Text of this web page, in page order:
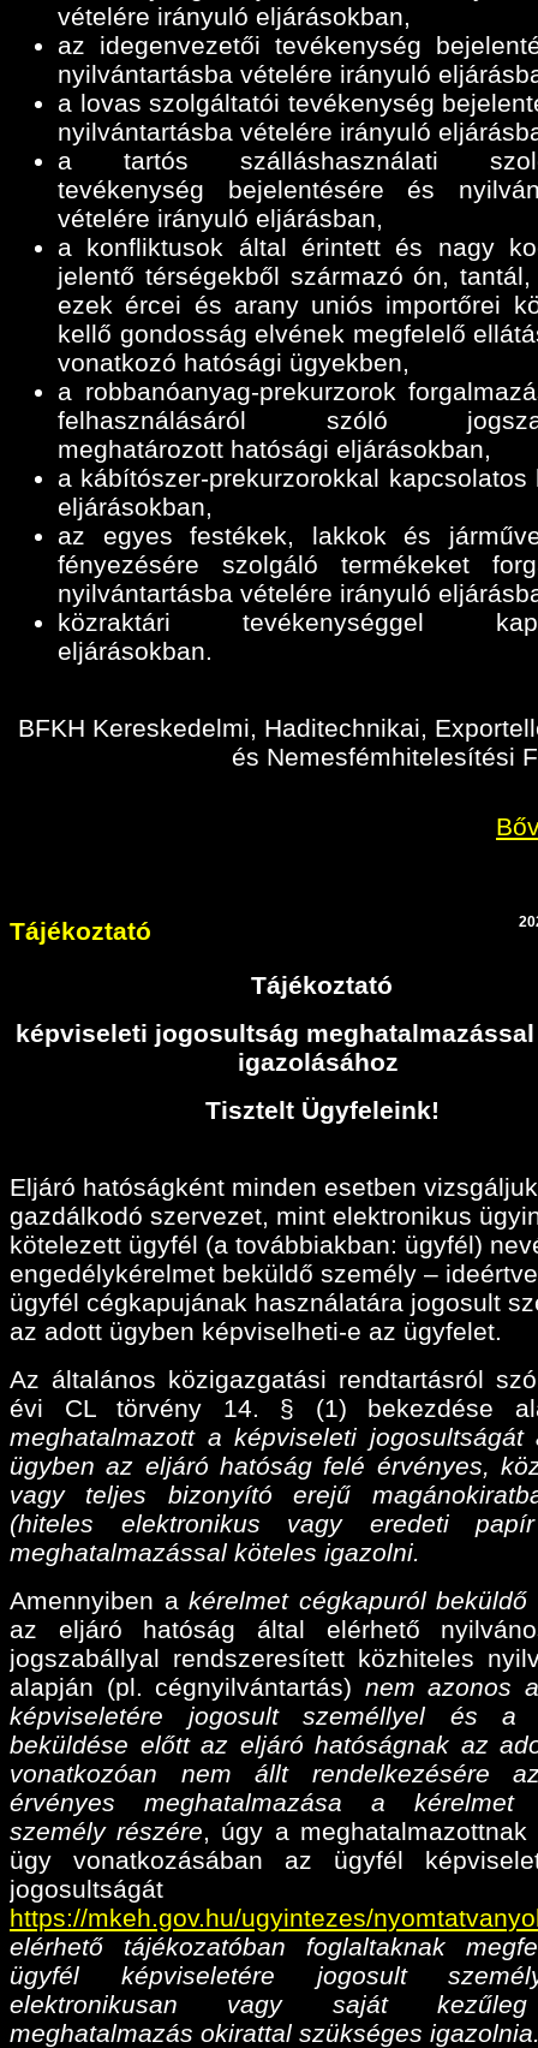
vételére irányuló eljárásokban,
az idegenvezetői tevékenység
nyilvántartásba vételére irányuló
a lovas szolgáltatói tevékenység
nyilvántartásba vételére irányuló
a tartós szálláshasználati
tevékenység bejelentésére és
vételére irányuló eljárásban,
a konfliktusok által érintett és nagy
jelentő térségekből származó ón,
ezek ércei és arany uniós importőrei
kellő gondosság elvének megfelelő
vonatkozó hatósági ügyekben,
a robbanóanyag-prekurzorok
felhasználásáról szóló
meghatározott hatósági eljárásokban,
a kábítószer-prekurzorokkal kapcsolatos
eljárásokban,
az egyes festékek, lakkok és
fényezésére szolgáló termékeket
nyilvántartásba vételére irányuló
közraktári tevékenységgel
eljárásokban.
BFKH Kereskedelmi, Haditechnikai,
és Nemesfémhitelesítési
Tájékoztató
Tájékoztató
képviseleti jogosultság
igazolásához
Tisztelt Ügyfeleink!
Eljáró hatóságként minden esetben
gazdálkodó szervezet, mint elektronikus
kötelezett ügyfél (a továbbiakban: ügyfél)
engedélykérelmet beküldő személy –
ügyfél cégkapujának használatára jogosult
az adott ügyben képviselheti-e az ügyfelet.
Az általános közigazgatási rendtartásról
évi CL törvény 14. § (1) bekezdése
meghatalmazott a képviseleti jogosultságát
ügyben az eljáró hatóság felé érvényes,
vagy teljes bizonyító erejű
(hiteles elektronikus vagy eredeti
meghatalmazással köteles igazolni.
Amennyiben akérelmet cégkapuról beküldő
az eljáró hatóság által elérhető
jogszabállyal rendszeresített közhiteles
alapján (pl. cégnyilvántartás) nem azonos
képviseletére jogosult személlyel és a
beküldése előtt az eljáró hatóságnak az
vonatkozóan nem állt rendelkezésére
érvényes meghatalmazása
a kérelmet
személy részére, úgy a meghatalmazottnak
ügy vonatkozásában az ügyfél
https://mkeh.gov.hu/ugyintezes/
elérhető tájékozatóban foglaltaknak
ügyfél képviseletére jogosult
elektronikusan vagy saját
meghatalmazás okirattal szükséges